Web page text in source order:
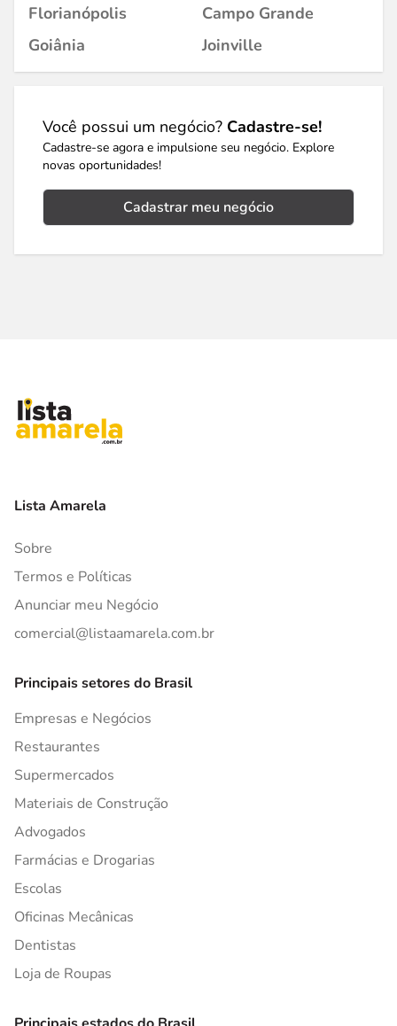
Florianópolis
Campo Grande
Goiânia
Joinville
Você possui um negócio? Cadastre-se!
Cadastre-se agora e impulsione seu negócio. Explore
novas oportunidades!
Cadastrar meu negócio
Lista Amarela
Sobre
Termos e Políticas
Anunciar meu Negócio
comercial@listaamarela.com.br
Principais setores do Brasil
Empresas e Negócios
Restaurantes
Supermercados
Materiais de Construção
Advogados
Farmácias e Drogarias
Escolas
Oficinas Mecânicas
Dentistas
Loja de Roupas